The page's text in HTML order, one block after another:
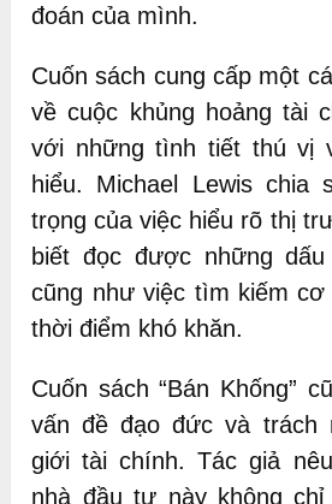
đoán của mình.
Cuốn sách cung cấp một
về cuộc khủng hoảng tài
với những tình tiết thú vị
hiểu. Michael Lewis chia
trọng của việc hiểu rõ thị
biết đọc được những
cũng như việc tìm kiếm cơ
thời điểm khó khăn.
Cuốn sách “Bán Khống”
vấn đề đạo đức và trách
giới tài chính. Tác giả
nhà đầu tư này không